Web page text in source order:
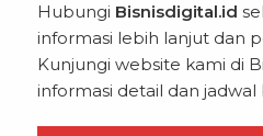
Hubungi Bisnisdigital.id
informasi lebih lanjut dan
Kunjungi website kami di
informasi detail dan